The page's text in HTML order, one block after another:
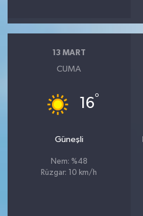
13 MART
CUMA
16°
Güneşli
Nem: %48
Rüzgar: 10 km/h